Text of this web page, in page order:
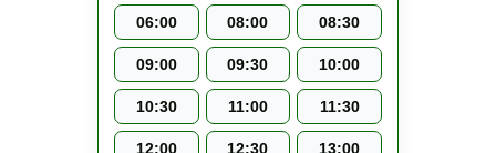
06:00 08:00 08:30
09:00 09:30 10:00
10:30 11:00 11:30
12:00 12:30 13:00